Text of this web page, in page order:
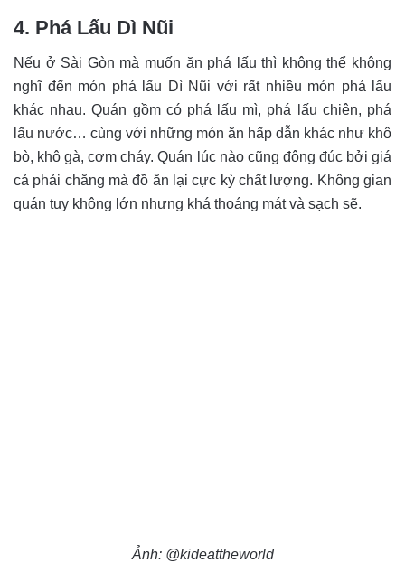
4. Phá Lấu Dì Nũi
Nếu ở Sài Gòn mà muốn ăn phá lấu thì không thể không
nghĩ đến món phá lấu Dì Nũi với rất nhiều món phá lấu
khác nhau. Quán gồm có phá lấu mì, phá lấu chiên, phá
lấu nước… cùng với những món ăn hấp dẫn khác như khô
bò, khô gà, cơm cháy. Quán lúc nào cũng đông đúc bởi giá
cả phải chăng mà đồ ăn lại cực kỳ chất lượng. Không gian
quán tuy không lớn nhưng khá thoáng mát và sạch sẽ.
Ảnh: @kideattheworld